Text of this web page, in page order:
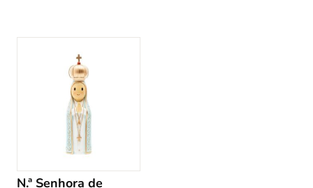
N.ª Senhora de